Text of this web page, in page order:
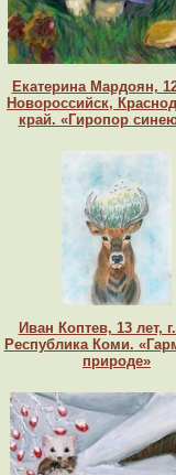
Екатерина Мардоян,
Новороссийск,
край. «Гиропор
Иван Коптев, 13 лет,
Республика Коми.
природе»